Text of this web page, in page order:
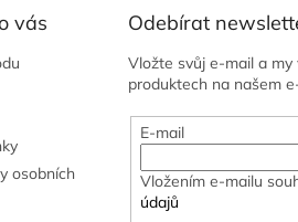
vás
osobních
Odebírat
Vložte svůj e-mail a
produktech na našem
E-mail
Vložením e-mailu
údajů